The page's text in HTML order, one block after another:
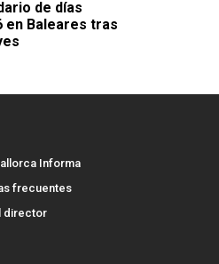
de días
en Baleares tras
Informa
frecuentes
director